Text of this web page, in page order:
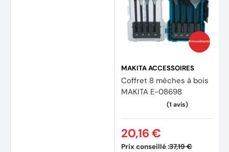
Prix coûtants
MAKITA ACCESSOIRES
Coffret 8 mèches à bois
MAKITA E-08698
Prix conseillé :37,19 €
20,16 €